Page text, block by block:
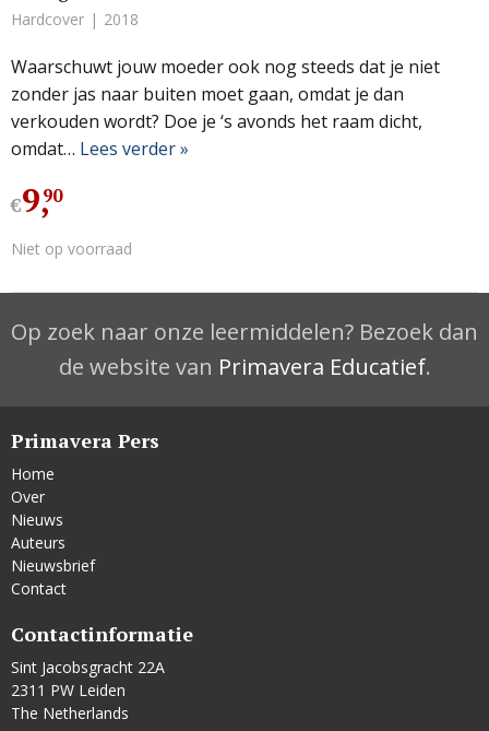
Hardcover 2018
Waarschuwt jouw moeder ook nog steeds dat je niet
zonder jas naar buiten moet gaan, omdat je dan
verkouden wordt? Doe je ‘s avonds het raam dicht,
omdat… Lees verder »
€9,90
Niet op voorraad
Op zoek naar onze leermiddelen? Bezoek dan
de website van Primavera Educatief.
Primavera Pers
Home
Over
Nieuws
Auteurs
Nieuwsbrief
Contact
Contactinformatie
Sint Jacobsgracht 22A
2311 PW Leiden
The Netherlands